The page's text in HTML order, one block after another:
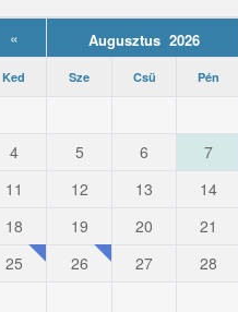
« Augusztus 2026
Ked Sze Csü Pén
4 5 6 7
11 12 13 14
18 19 20 21
25 26 27 28